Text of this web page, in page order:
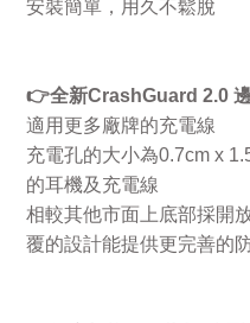
安裝簡單，用久不鬆脫
👉全新CrashGuard 2.0
適用更多廠牌的充電線
充電孔的大小為0.7cm x
的耳機及充電線
相較其他市面上底部採開
覆的設計能提供更完善的